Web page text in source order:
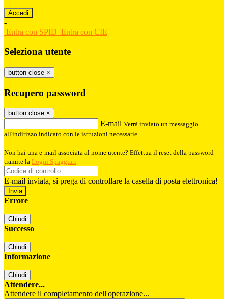
-
Entra con SPID Entra con CIE
Seleziona utente
button close ×
Recupero password
button close ×
E-mail Verrà inviato un messaggio
all'indirizzo indicato con le istruzioni necessarie.
Non hai una e-mail associata al nome utente? Effettua il reset della password
tramite la Login Spaggiari
E-mail inviata, si prega di controllare la casella di posta elettronica!
Errore
Chiudi
Successo
Chiudi
Informazione
Chiudi
Attendere...
Attendere il completamento dell'operazione...